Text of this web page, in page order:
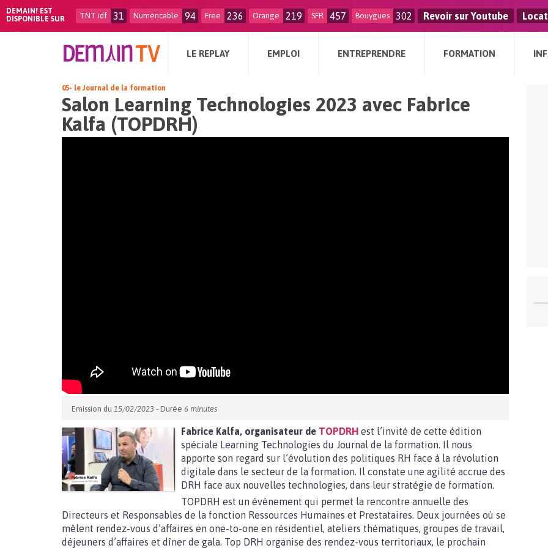
DEMAIN! EST
DISPONIBLE SUR
TNT idf 31 Numéricable 94 Free 236 Orange 219 SFR 457 Bouygues 302 Revoir sur Youtube
LE REPLAY EMPLOI ENTREPRENDRE FORMATION
05- le Journal de la formation
Salon Learning Technologies 2023 avec Fabrice
Kalfa (TOPDRH)
Emission du 15/02/2023 - Durée 6 minutes
Fabrice Kalfa, organisateur de TOPDRH est l’invité de cette édition
spéciale Learning Technologies du Journal de la formation. Il nous
apporte son regard sur l’évolution des politiques RH face à la révolution
digitale dans le secteur de la formation. Il constate une agilité accrue des
DRH face aux nouvelles technologies, dans leur stratégie de formation.
TOPDRH est un évènement qui permet la rencontre annuelle des
Directeurs et Responsables de la fonction Ressources Humaines et Prestataires. Deux journées où se
mêlent rendez-vous d’affaires en one-to-one en résidentiel, ateliers thématiques, groupes de travail,
déjeuners d’affaires et dîner de gala. Top DRH organise des rendez-vous territoriaux, le prochain